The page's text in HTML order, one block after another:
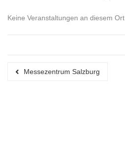
Keine Veranstaltungen an diesem Ort
Messezentrum Salzburg